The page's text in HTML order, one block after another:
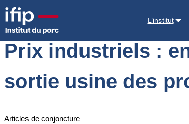
L’institut
Accueil Place des marchés
Prix industriels :
sortie usine des
Articles de conjoncture